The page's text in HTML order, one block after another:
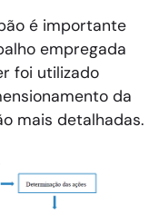
é importante
empregada
foi utilizado
da
mais detalhadas.